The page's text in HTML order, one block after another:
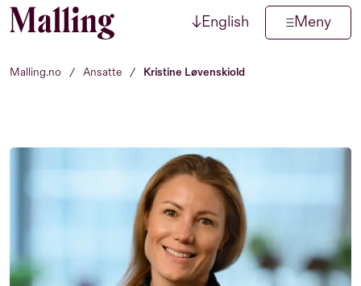
Hopp til innhold ↓English Meny
Malling.no / Ansatte / Kristine Løvenskiold